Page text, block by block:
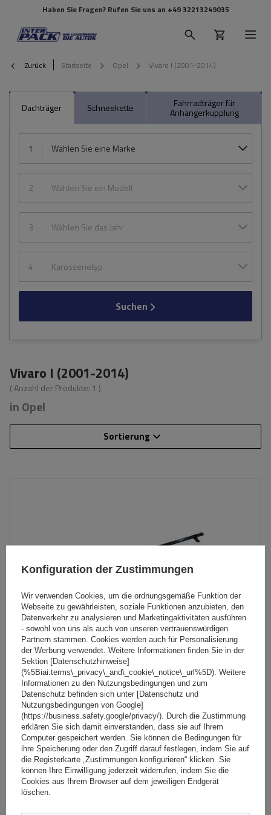
Haben Sie Fragen? Rufen Sie uns an +49 32213249035
Zurück Startseite Opel Vivaro I (2001-2014)
Dachträger Schneekette Fahrradträger für
Anhängerkupplung
1 Wählen Sie eine Marke
2 Wählen Sie ein Modell
3 Wählen Sie das Jahr
4 Karosserietyp
Suchen
Vivaro I (2001-2014)
( Anzahl der Produkte: 1 )
in Opel
Sortierung
Mont Blanc Pro Rack 308 Dachgepäckträger
174,99 €inkl. MwSt
Große Menge verfügbar Wir versenden schon am11. August
In den
Warenkorb
Konfiguration der Zustimmungen
Wir verwenden Cookies, um die ordnungsgemäße Funktion der
Webseite zu gewährleisten, soziale Funktionen anzubieten, den
Datenverkehr zu analysieren und Marketingaktivitäten ausführen
- sowohl von uns als auch von unseren vertrauenswürdigen
Partnern stammen. Cookies werden auch für Personalisierung
der Werbung verwendet. Weitere Informationen finden Sie in der
Sektion [Datenschutzhinweise]
(%5Biai:terms\_privacy\_and\_cookie\_notice\_url%5D). Weitere
Informationen zu den Nutzungsbedingungen und zum
Datenschutz befinden sich unter [Datenschutz und
Nutzungsbedingungen von Google]
(https://business.safety.google/privacy/). Durch die Zustimmung
erklären Sie sich damit einverstanden, dass sie auf Ihrem
Computer gespeichert werden. Sie können die Bedingungen für
ihre Speicherung oder den Zugriff darauf festlegen, indem Sie auf
die Registerkarte „Zustimmungen konfigurieren“ klicken. Sie
können Ihre Einwilligung jederzeit widerrufen, indem Sie die
Cookies aus Ihrem Browser auf dem jeweiligen Endgerät
löschen.